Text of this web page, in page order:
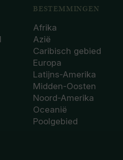
BESTEMMINGEN
Afrika
Azië
Caribisch gebied
Europa
Latijns-Amerika
Midden-Oosten
Noord-Amerika
Oceanië
Poolgebied